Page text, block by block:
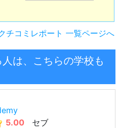
チコミレポート 一覧ページへ
は、こちらの学校も
5.00
セブ